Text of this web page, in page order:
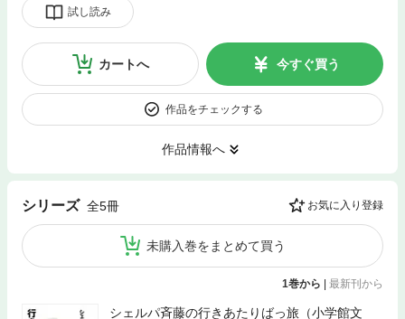
試し読み
カートへ 今すぐ買う
作品をチェックする
作品情報へ
シリーズ 全5冊 お気に入り登録
未購入巻をまとめて買う
1巻から 最新刊から
シェルパ斉藤の行きあたりばっ旅（小学館文